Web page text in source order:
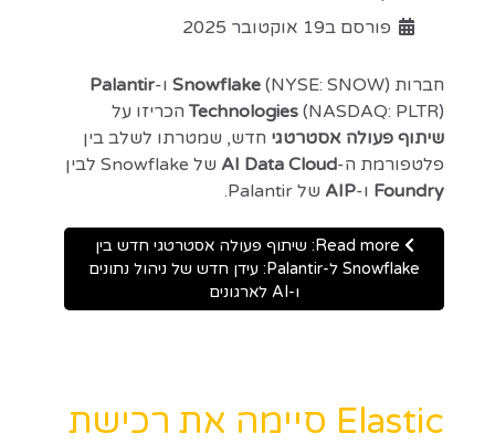
פורסם ב19 אוקטובר 2025
חברות Snowflake (NYSE: SNOW) ו-
Palantir
Technologies (NASDAQ: PLTR) הכריזו על
שיתוף פעולה אסטרטגי חדש, שמטרתו לשלב בין
פלטפורמת ה-AI Data Cloud של Snowflake לבין
Foundry ו-AIP של Palantir.
Read more: שיתוף פעולה אסטרטגי חדש בין
Snowflake ל-Palantir: עידן חדש של ניהול נתונים
ו-AI לארגונים
Elastic סיימה את רכישת